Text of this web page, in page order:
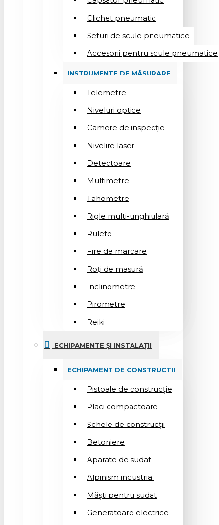
Clichet pneumatic
Seturi de scule pneumatice
Accesorii pentru scule pneumatice
INSTRUMENTE DE MĂSURARE
Telemetre
Niveluri optice
Camere de inspecție
Nivelire laser
Detectoare
Multimetre
Tahometre
Rigle multi-unghiulară
Rulete
Fire de marcare
Roți de masură
Inclinometre
Pirometre
Reiki
ECHIPAMENTE ȘI INSTALAȚII
ECHIPAMENT DE CONSTRUCTII
Pistoale de construcție
Placi compactoare
Schele de construcții
Betoniere
Aparate de sudat
Alpinism industrial
Măști pentru sudat
Generatoare electrice